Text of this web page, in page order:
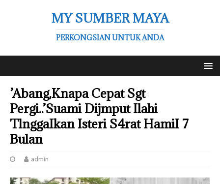
MY SUMBER MAYA
PERKONGSIAN UNTUK ANDA
’Abang,Knapa Cepat Sgt
Pergi..’Suami Dijmput Ilahi
TlnggaIkan Isteri S4rat HamiI 7
Bulan
admin